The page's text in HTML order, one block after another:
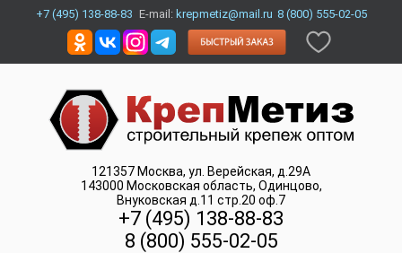
+7 (495) 138-88-83 E-mail: krepmetiz@mail.ru 8 (800) 555-02-05
121357 Москва, ул. Верейская, д.29А
143000 Московская область, Одинцово,
Внуковская д.11 стр.20 оф.7
+7 (495) 138-88-83
8 (800) 555-02-05